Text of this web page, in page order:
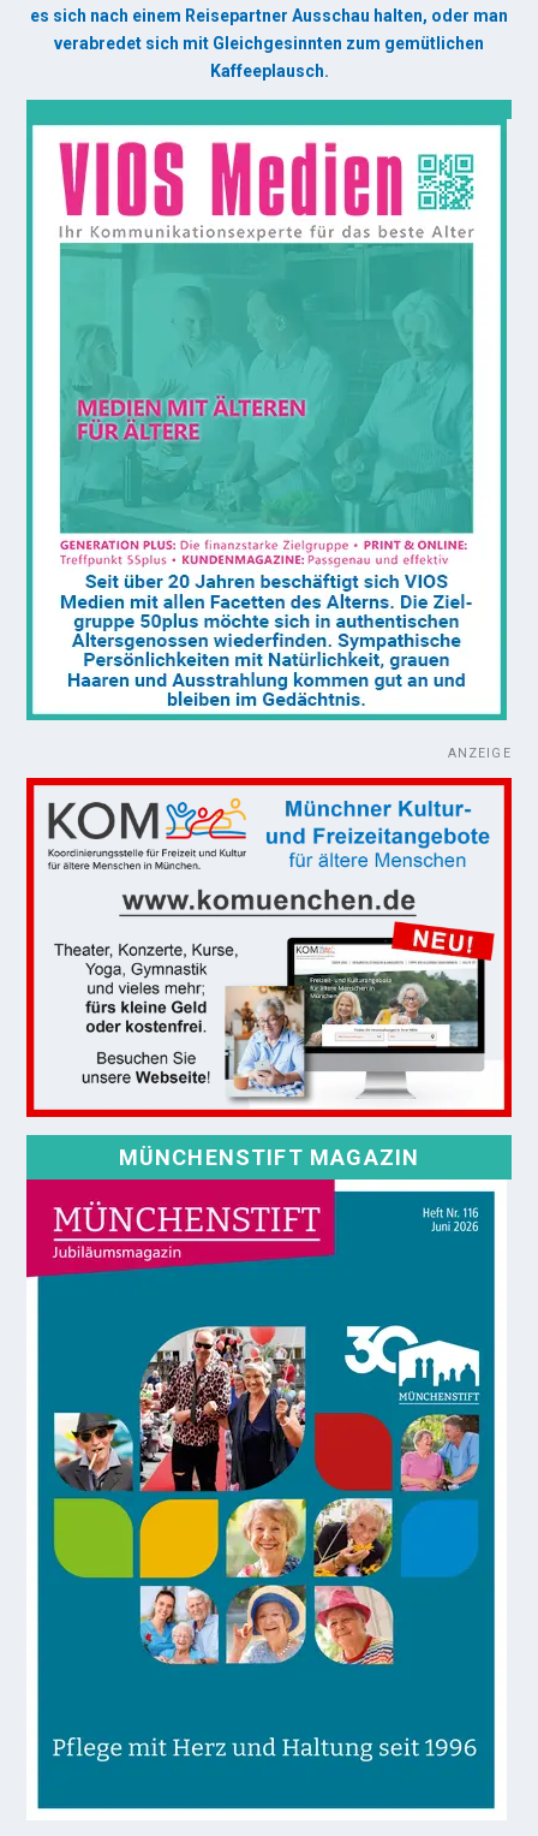
es sich nach einem Reisepartner Ausschau halten, oder man
verabredet sich mit Gleichgesinnten zum gemütlichen
Kaffeeplausch.
ANZEIGE
MÜNCHENSTIFT MAGAZIN